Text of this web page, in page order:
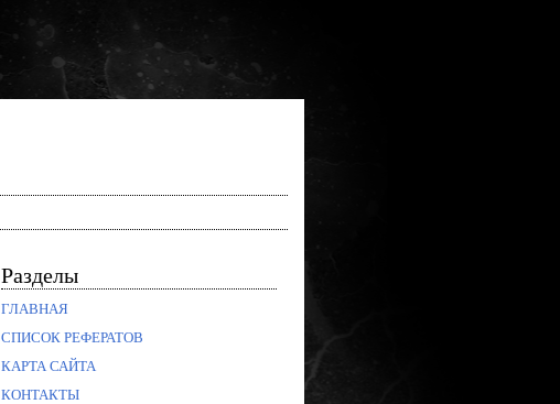
Разделы
ГЛАВНАЯ
СПИСОК РЕФЕРАТОВ
КАРТА САЙТА
КОНТАКТЫ